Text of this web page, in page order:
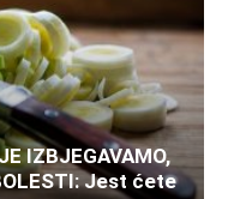
IZBJEGAVAMO,
Jest ćete